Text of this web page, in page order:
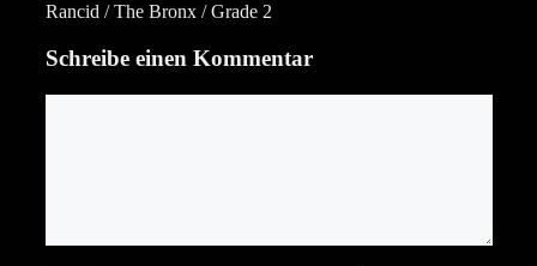
Rancid / The Bronx / Grade 2
Schreibe einen Kommentar